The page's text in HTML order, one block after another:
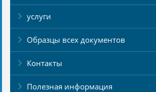
услуги
Образцы всех документов
Контакты
Полезная информация